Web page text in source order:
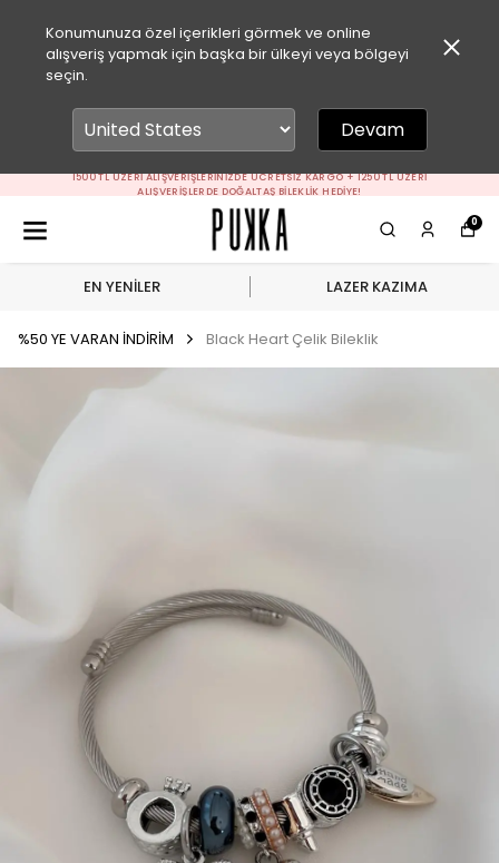
Konumunuza özel içerikleri görmek ve online
alışveriş yapmak için başka bir ülkeyi veya bölgeyi
seçin.
Devam
1500 TL ÜZERI ALIŞVERIŞLERINIZDE ÜCRETSIZ KARGO + 1250 TL ÜZERI
ALIŞVERIŞLERDE DOĞALTAŞ BILEKLIK HEDIYE!
0
EN YENİLER LAZER KAZIMA
%50 YE VARAN İNDİRİM Black Heart Çelik Bileklik